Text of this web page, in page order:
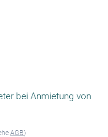
bei Anmietung von
AGB)